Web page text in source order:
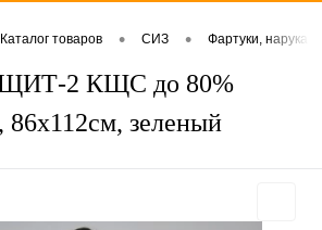
Каталог товаров • СИЗ • Фартуки,
2 КЩС до 80%
зеленый